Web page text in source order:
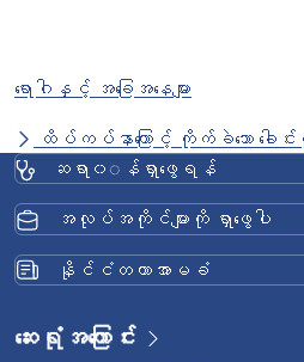
ရောဂါနှင့် အခြေအနေများ
ထိပ်ကပ်နာကြောင့် ကိုက်ခဲသော ခေါ
ဆရာ၀◌န်ရှာဖွေရန်
အလုပ်အကိုင်များကို ရှာဖွေပါ
နိုင်ငံတကာအာမခံ
ဆေးရုံအကြောင်း